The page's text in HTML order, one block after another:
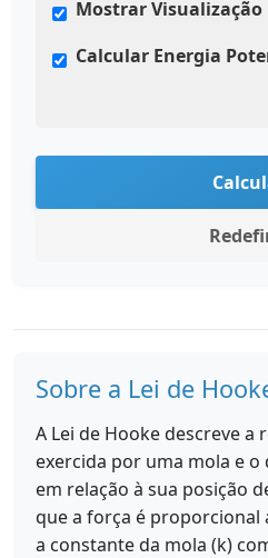
Mostrar Visualização
Calcular Energia
Sobre a Lei de
A Lei de Hooke descreve a
exercida por uma mola e
em relação à sua posição
que a força é proporcional
a constante da mola (k)